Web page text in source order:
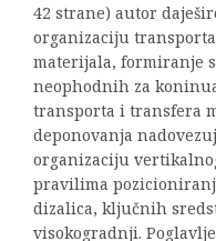
42 strane) autor
organizaciju
materijala, formiranje
neophodnih za
transporta i transfera
deponovanja
organizaciju
pravilima
dizalica, ključnih
visokogradnji.